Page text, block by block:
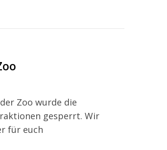
Zoo wurde die
gesperrt. Wir
für euch